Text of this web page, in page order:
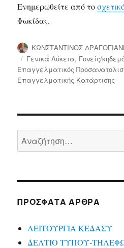
Ενημερωθείτε από το
Φωκίδας.
Συντάκτης
ΚΩΝΣΤΑΝΤΙΝΟΣ
Κατηγορίες
Γενικά Λύκεια, Γονείς/
Επαγγελματικός
Επαγγελματικής Κατάρτισης
Αναζήτηση
για:
ΠΡΌΣΦΑΤΑ ΆΡΘΡΑ
ΛΕΙΤΟΥΡΓΙΑ ΚΕΔΑΣΥ
ΔΕΛΤΙΟ ΤΥΠΟΥ-